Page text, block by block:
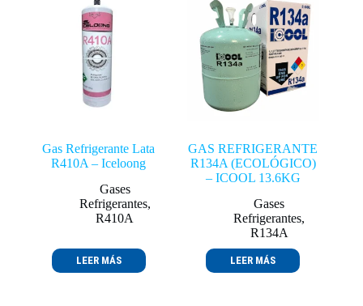
Gas Refrigerante Lata
R410A – Iceloong
Gases
Refrigerantes,
R410A
LEER MÁS
GAS REFRIGERANTE
R134A (ECOLÓGICO)
– ICOOL 13.6KG
Gases
Refrigerantes,
R134A
LEER MÁS